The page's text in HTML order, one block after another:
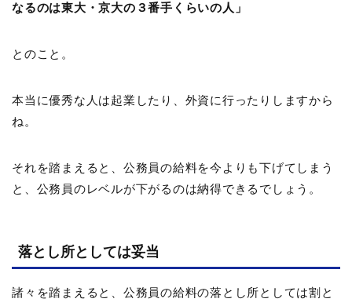
なるのは東大・京大の３番手くらいの人」
とのこと。
本当に優秀な人は起業したり、外資に行ったりしますから
ね。
それを踏まえると、公務員の給料を今よりも下げてしまう
と、公務員のレベルが下がるのは納得できるでしょう。
落とし所としては妥当
諸々を踏まえると、公務員の給料の落とし所としては割と